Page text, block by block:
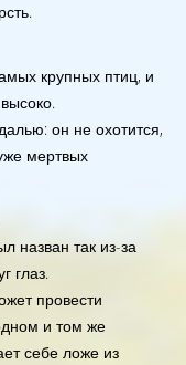
крупных птиц, и
он не охотится,
мертвых
назван так из-за
глаз.
провести
и том же
себе ложе из